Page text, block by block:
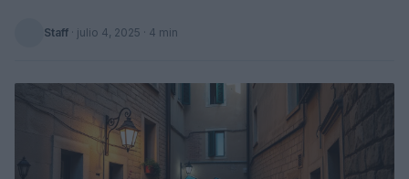
Staff · julio 4, 2025 · 4 min